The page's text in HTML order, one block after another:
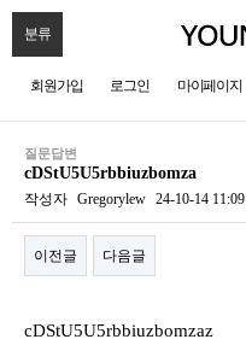
분류
회원가입 로그인 마이페이지
질문답변
cDStU5U5rbbiuzbomza
작성자 Gregorylew 24-10-14 11:09
이전글 다음글
cDStU5U5rbbiuzbomzaz